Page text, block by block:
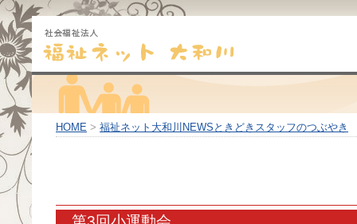
HOME > 福祉ネット大和川NEWSときどきスタッフのつぶやき